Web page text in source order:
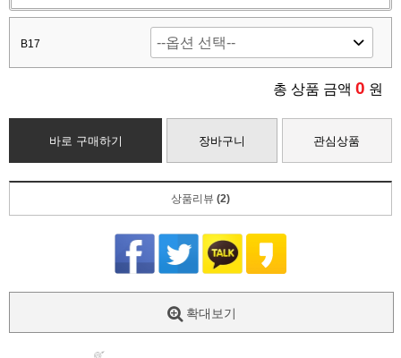
B17
총 상품 금액 0 원
바로 구매하기 장바구니 관심상품
상품리뷰 (2)
확대보기